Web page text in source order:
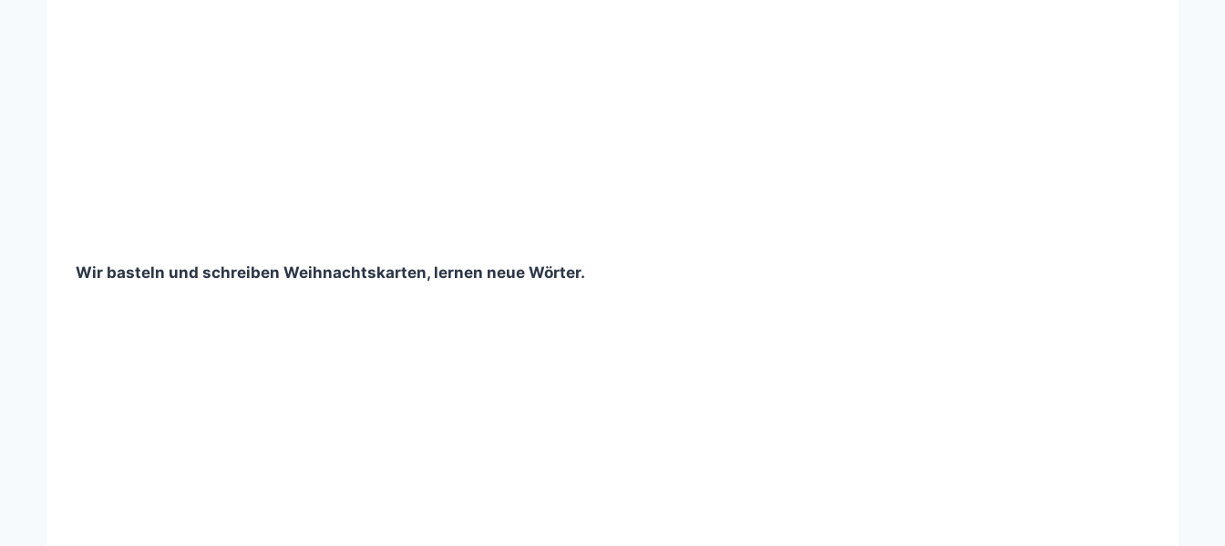
Wir basteln und schreiben Weihnachtskarten, lernen neue Wörter.